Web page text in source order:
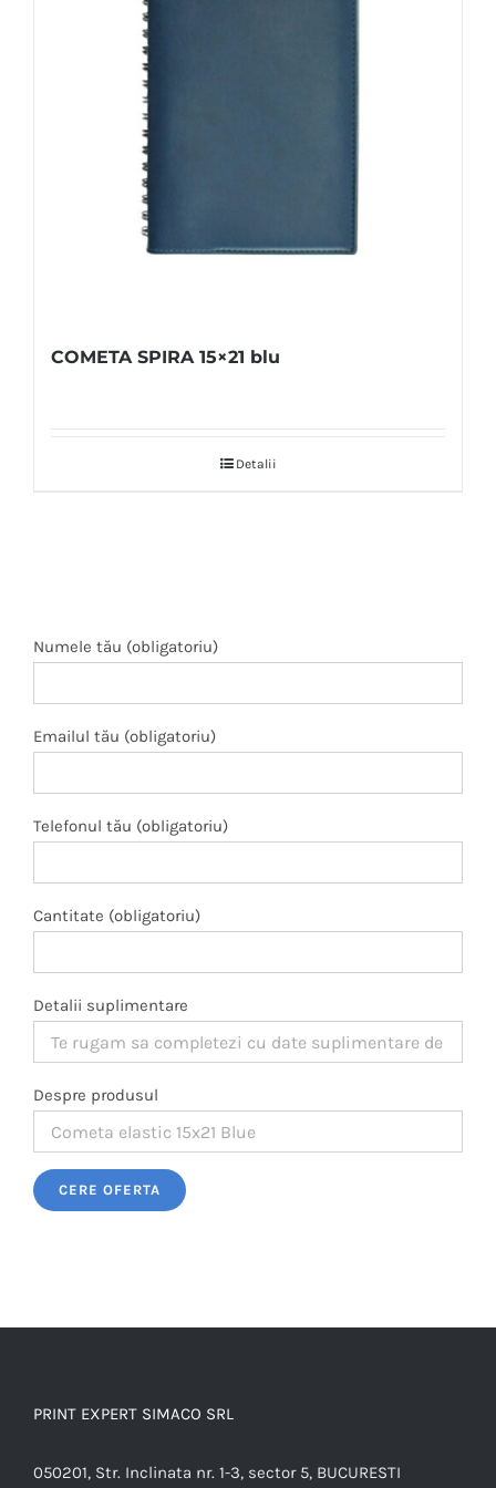
COMETA SPIRA 15×21 blu
Detalii
Numele tău (obligatoriu)
Emailul tău (obligatoriu)
Telefonul tău (obligatoriu)
Cantitate (obligatoriu)
Detalii suplimentare
Despre produsul
Please leave this field empty.
PRINT EXPERT SIMACO SRL
050201, Str. Inclinata nr. 1-3, sector 5, BUCURESTI